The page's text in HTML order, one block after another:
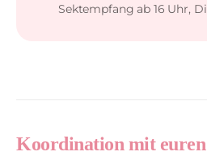
Sektempfang ab 16 Uhr,
Koordination mit